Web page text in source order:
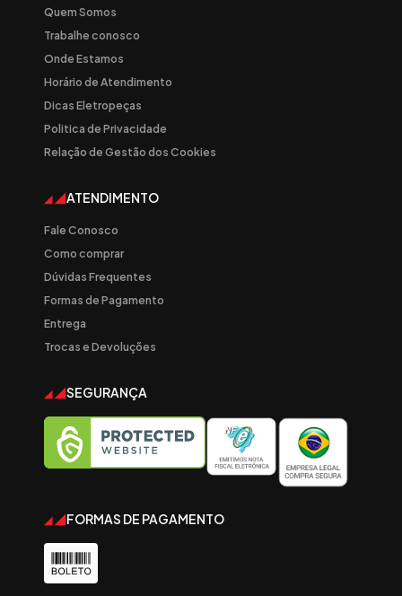
Quem Somos
Trabalhe conosco
Onde Estamos
Horário de Atendimento
Dicas Eletropeças
Politica de Privacidade
Relação de Gestão dos Cookies
ATENDIMENTO
Fale Conosco
Como comprar
Dúvidas Frequentes
Formas de Pagamento
Entrega
Trocas e Devoluções
SEGURANÇA
FORMAS DE PAGAMENTO